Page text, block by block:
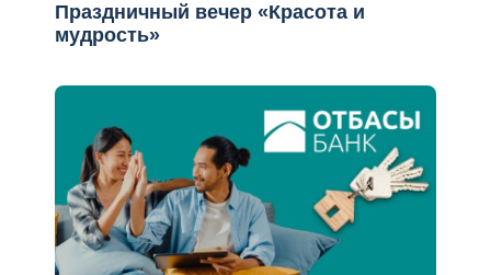
Праздничный вечер «Красота и
мудрость»